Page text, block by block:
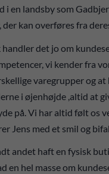
en landsby som
kan overføres fra
det jo om
vi kender fra
varegrupper og
i øjenhøjde ,altid at
på. Vi har altid følt os
Jens med et smil og
andet haft en fysisk
en hel masse om